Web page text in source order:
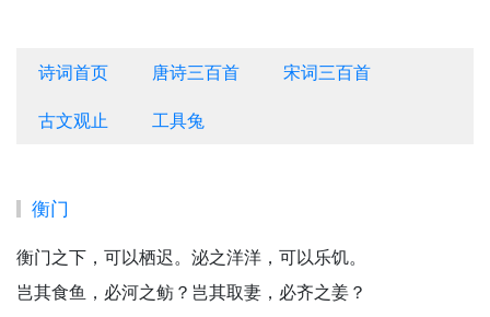
诗词首页 唐诗三百首 宋词三百首
古文观止 工具兔
衡门
衡门之下，可以栖迟。泌之洋洋，可以乐饥。
岂其食鱼，必河之鲂？岂其取妻，必齐之姜？